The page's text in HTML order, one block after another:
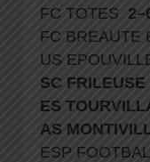
FC TOTES
FC BREAUTE
US
SC
ES
AS
ESP